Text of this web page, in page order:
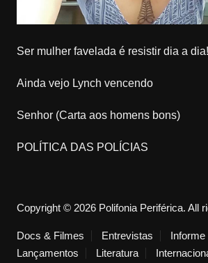
Ser mulher favelada é resistir dia a dia!
Ainda vejo Lynch vencendo
Senhor (Carta aos homens bons)
POLÍTICA DAS POLÍCIAS
Copyright © 2026 Polifonia Periférica. All
Docs & Filmes Entrevistas
Informe
Lançamentos
Literatura